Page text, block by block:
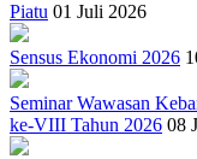
Piatu 01 Juli 2026
Sensus Ekonomi 2026
Seminar Wawasan
ke-VIII Tahun 2026 08